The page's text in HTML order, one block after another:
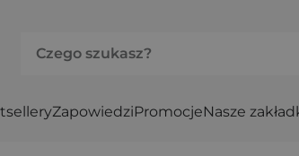
ZapowiedziPromocjeNasze